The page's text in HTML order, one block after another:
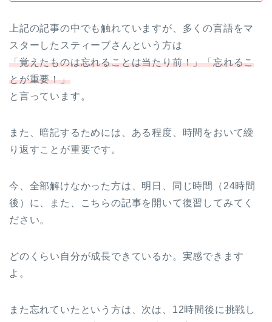
上記の記事の中でも触れていますが、多くの言語をマ
スターしたスティーブさんという方は
「覚えたものは忘れることは当たり前！」「忘れるこ
とが重要！」
と言っています。
また、暗記するためには、ある程度、時間をおいて繰
り返すことが重要です。
今、全部解けなかった方は、明日、同じ時間（24時間
後）に、また、こちらの記事を開いて復習してみてく
ださい。
どのくらい自分が成長できているか。実感できます
よ。
また忘れていたという方は、次は、12時間後に挑戦し